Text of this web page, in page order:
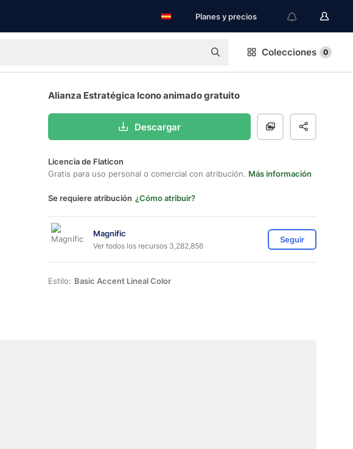
Planes y precios
Colecciones 0
Alianza Estratégica Icono animado gratuito
Descargar
Licencia de Flaticon
Gratis para uso personal o comercial con atribución. Más información
Se requiere atribución ¿Cómo atribuir?
Magnific
Ver todos los recursos 3,282,856
Seguir
Estilo: Basic Accent Lineal Color